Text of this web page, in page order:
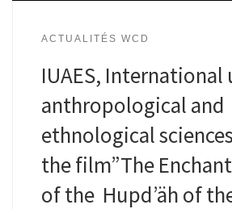
ACTUALITÉS WCD
IUAES,
anthropological and
ethnological
the film”The
of the Hupd’äh of